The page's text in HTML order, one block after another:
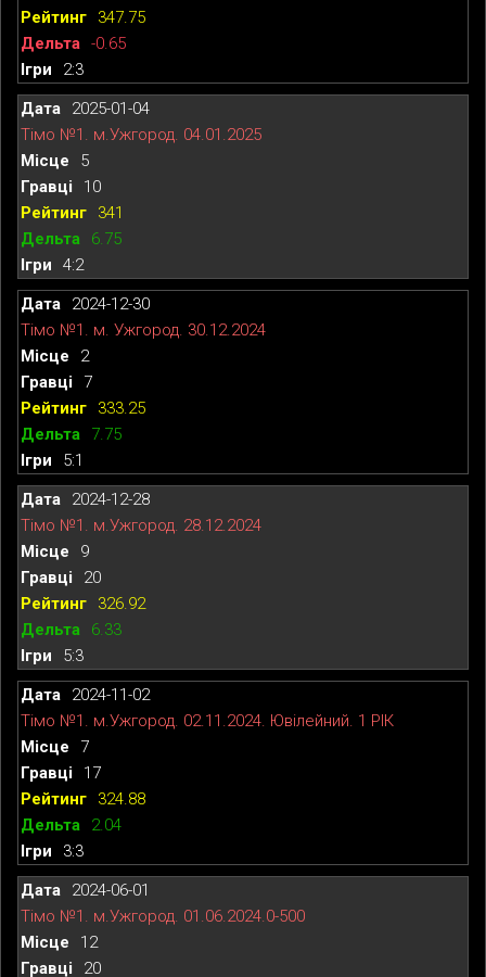
347.75
-0.65
2:3
2025-01-04
Тімо №1. м.Ужгород. 04.01.2025
5
10
341
6.75
4:2
2024-12-30
Тімо №1. м. Ужгород. 30.12.2024
2
7
333.25
7.75
5:1
2024-12-28
Тімо №1. м.Ужгород. 28.12.2024
9
20
326.92
6.33
5:3
2024-11-02
Тімо №1. м.Ужгород. 02.11.2024. Ювілейний. 1 РІК
7
17
324.88
2.04
3:3
2024-06-01
Тімо №1. м.Ужгород. 01.06.2024.0-500
12
20